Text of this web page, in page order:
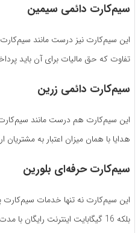
سیم‌کارت دائمی سیمین
این سیم‌کارت نیز درست مانند
تفاوت که حق مالیات برای آن باید
سیم‌کارت دائمی زرین
این سیم‌کارت هم درست مانند
هدایا با همان میزان اعتبار به مشتریان
سیم‌کارت حرفه‌ای بلورین
این سیم‌کارت نه تنها خدمات سیم‌کارت